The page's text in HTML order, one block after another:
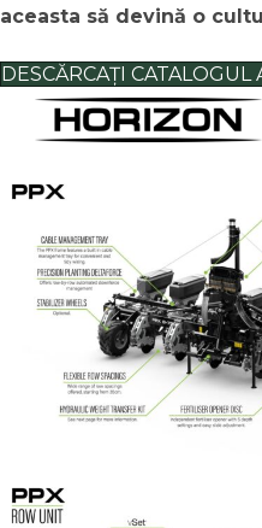
aceasta să devină o
DESCĂRCAȚI CATALOGUL